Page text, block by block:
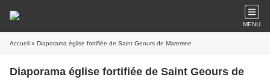
MENU
Accueil » Diaporama église fortifiée de Saint Geours de Maremne
Diaporama église fortifiée de Saint Geours de